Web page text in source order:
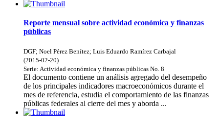
Reporte mensual sobre actividad económica y finanzas
públicas
DGF; Noel Pérez Benítez; Luis Eduardo Ramírez Carbajal
(2015-02-20)
Serie: Actividad económica y finanzas públicas No. 8
El documento contiene un análisis agregado del desempeño
de los principales indicadores macroeconómicos durante el
mes de referencia, estudia el comportamiento de las finanzas
públicas federales al cierre del mes y aborda ...